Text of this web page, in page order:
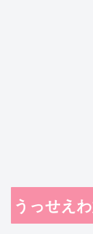
うっせえ